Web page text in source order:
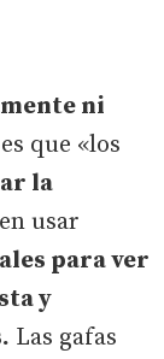
ni
que «los
la
usar
para ver
y
Las gafas